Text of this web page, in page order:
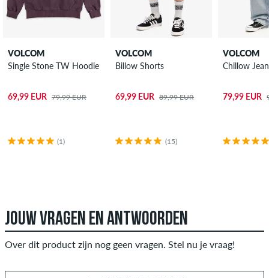
VOLCOM
Single Stone TW Hoodie
69,99 EUR 79,99 EUR
(1)
VOLCOM
Billow Shorts
69,99 EUR 89,99 EUR
(15)
VOLCOM
Chillow
79,99 EUR
JOUW VRAGEN EN ANTWOORDEN
Over dit product zijn nog geen vragen. Stel nu je vraag!